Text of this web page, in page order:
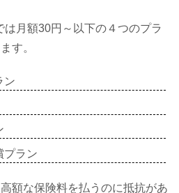
は月額30円～以下の４つのプラ
す。
ン
プラン
額な保険料を払うのに抵抗があ